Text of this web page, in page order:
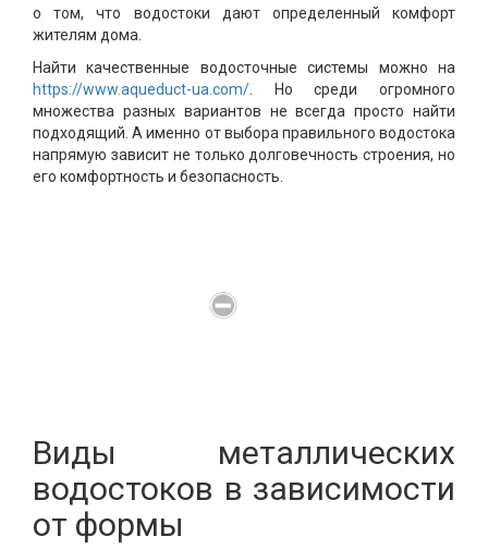
о том, что водостоки дают определенный комфорт
жителям дома.
Найти качественные водосточные системы можно на
https://www.aqueduct-ua.com/ . Но среди огромного
множества разных вариантов не всегда просто найти
подходящий. А именно от выбора правильного водостока
напрямую зависит не только долговечность строения, но
его комфортность и безопасность.
Виды металлических
водостоков в зависимости
от формы